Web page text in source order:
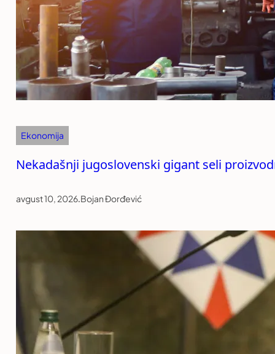
Ekonomija
Nekadašnji jugoslovenski gigant seli
avgust 10, 2026.Bojan Đorđević